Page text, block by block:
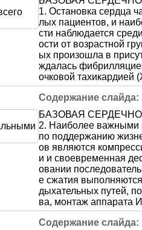
1. Остановка сердца
лых пациентов, и
сти наблюдается
ости от возрастной
ых произошла в
ждалась
очковой тахикардией
БАЗОВАЯ
2. Наиболее важными
по поддержанию
ов являются
и и своевременная
овании
е сжатия
дыхательных путей,
ва, монтаж аппарата